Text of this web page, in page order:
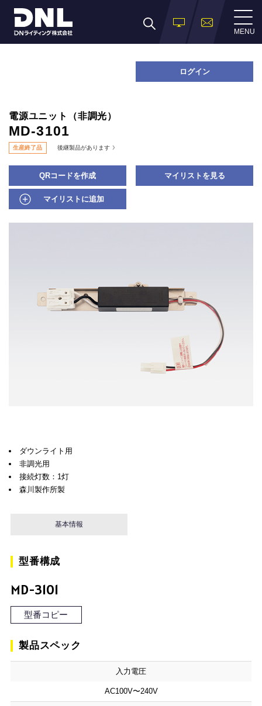
MENU
ログイン
電源ユニット（非調光）
MD-3101
生産終了品 後継製品があります
QRコードを作成 マイリストを見る
マイリストに追加
ダウンライト用
非調光用
接続灯数：1灯
森川製作所製
基本情報
型番構成
MD-3101
型番コピー
製品スペック
入力電圧
AC100V〜240V